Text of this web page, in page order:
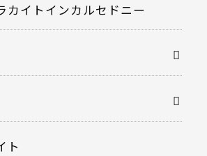
カイトインカルセドニー
ト